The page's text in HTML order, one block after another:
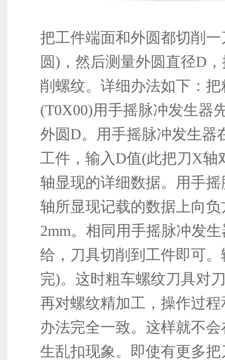
把工件端面和外圆都切削
圆)，然后测量外圆直径D
削螺纹。详细办法如下：
(T0X00)用手摇脉冲发生器
外圆D。用手摇脉冲发生器
工件，输入D值(此把刀X轴
轴显现的详细数据。用手
轴所显现记载的数据上向
2mm。相同用手摇脉冲发
给，刀具切削到工件即可
完)。这时粗车螺纹刀具对
再对螺纹精加工，操作过
办法完全一致。这样就不
生乱扣现象。即使有更多